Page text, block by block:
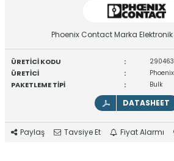
Phoenix Contact Marka
ÜRETİCİ KODU :
ÜRETİCİ :
PAKETLEME TİPİ : Bulk
DATASHEET
Paylaş Tavsiye Et Fiyat Alarmı